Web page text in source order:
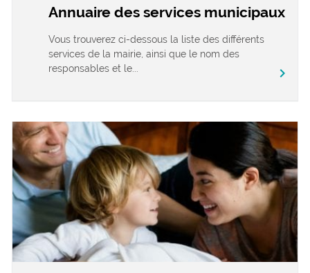
Annuaire des services municipaux
Vous trouverez ci-dessous la liste des différents
services de la mairie, ainsi que le nom des
responsables et le...
chevron_right